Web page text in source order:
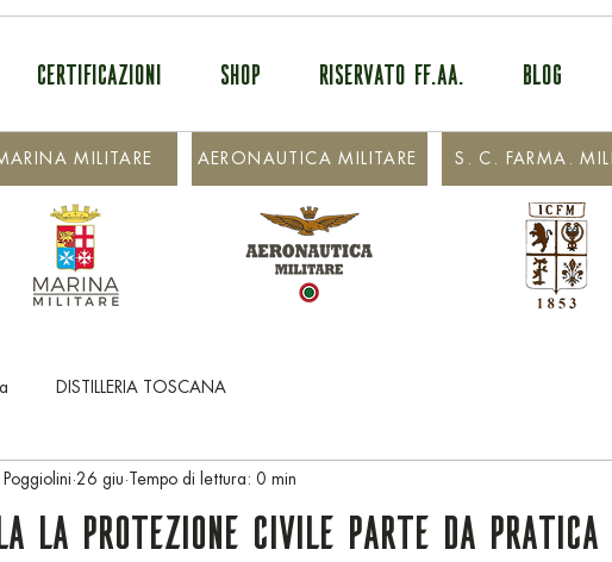
CERTIFICAZIONI SHOP RISERVATO FF.AA. BLOG
S. C. FARMA.
AERONAUTICA MILITARE
MILITARE
DISTILLERIA TOSCANA
la protezione civile parte da pratica
26 giu Tempo di lettura: 0 min